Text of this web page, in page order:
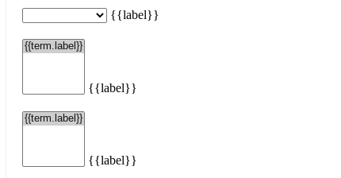
{{label}}
{{label}}
{{label}}